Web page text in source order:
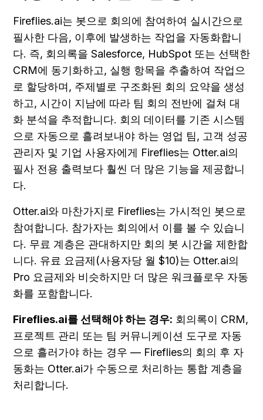
Fireflies.ai는 봇으로 회의에 참여하여 실시간으로
필사한 다음, 이후에 발생하는 작업을 자동화합니
다. 즉, 회의록을 Salesforce, HubSpot 또는 선택한
CRM에 동기화하고, 실행 항목을 추출하여 작업으
로 할당하며, 주제별로 구조화된 회의 요약을 생성
하고, 시간이 지남에 따라 팀 회의 전반에 걸쳐 대
화 분석을 추적합니다. 회의 데이터를 기존 시스템
으로 자동으로 흘려보내야 하는 영업 팀, 고객 성공
관리자 및 기업 사용자에게 Fireflies는 Otter.ai의
필사 전용 출력보다 훨씬 더 많은 기능을 제공합니
다.
Otter.ai와 마찬가지로 Fireflies는 가시적인 봇으로
참여합니다. 참가자는 회의에서 이를 볼 수 있습니
다. 무료 계층은 관대하지만 회의 봇 시간을 제한합
니다. 유료 요금제(사용자당 월 $10)는 Otter.ai의
Pro 요금제와 비슷하지만 더 많은 워크플로우 자동
화를 포함합니다.
Fireflies.ai를 선택해야 하는 경우: 회의록이 CRM,
프로젝트 관리 또는 팀 커뮤니케이션 도구로 자동
으로 흘러가야 하는 경우 — Fireflies의 회의 후 자
동화는 Otter.ai가 수동으로 처리하는 통합 계층을
처리합니다.